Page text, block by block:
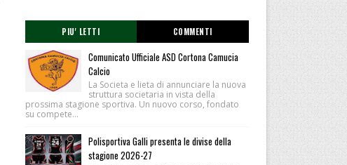
PIU' LETTI COMMENTI
Comunicato Ufficiale ASD Cortona Camucia
Calcio
La Societa e lieta di annunciare la nuova
struttura societaria in vista della
prossima stagione sportiva. Un nuovo corso, fondato
su compete...
Polisportiva Galli presenta le divise della
stagione 2026-27